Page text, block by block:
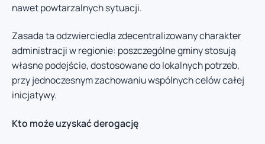
nawet powtarzalnych sytuacji.
Zasada ta odzwierciedla zdecentralizowany charakter
administracji w regionie: poszczególne gminy stosują
własne podejście, dostosowane do lokalnych potrzeb,
przy jednoczesnym zachowaniu wspólnych celów całej
inicjatywy.
Kto może uzyskać derogację